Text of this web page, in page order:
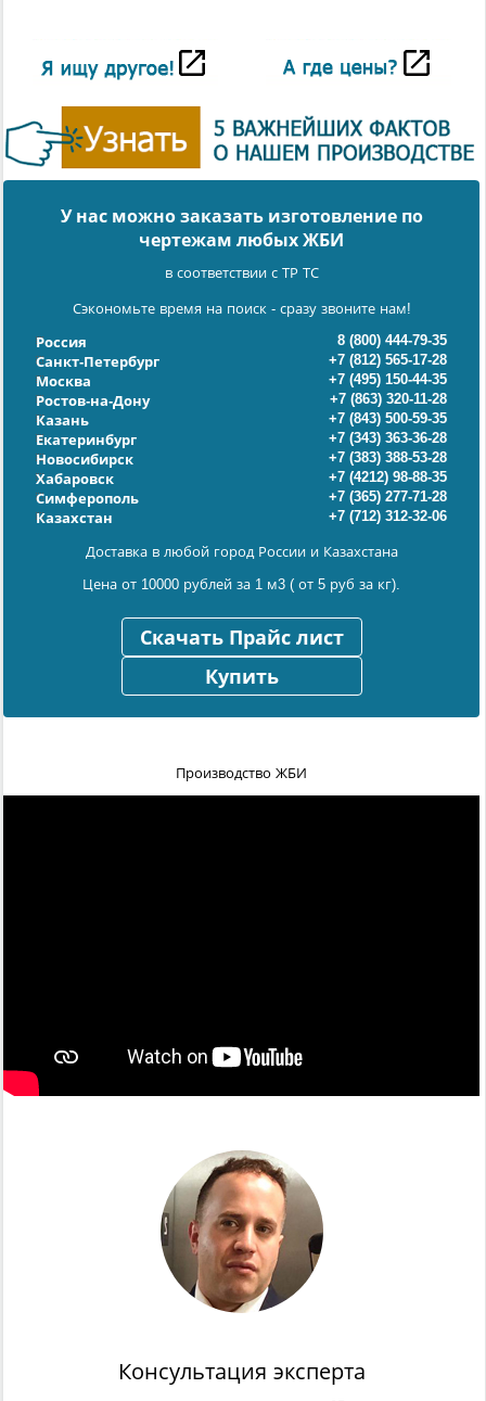
У нас можно заказать изготовление по
чертежам любых ЖБИ
в соответствии с ТР ТС
Сэкономьте время на поиск - сразу звоните нам!
Россия
8 (800) 444-79-35
Санкт-Петербург
+7 (812) 565-17-28
Москва
+7 (495) 150-44-35
Ростов-на-Дону
+7 (863) 320-11-28
Казань
+7 (843) 500-59-35
Екатеринбург
+7 (343) 363-36-28
Новосибирск
+7 (383) 388-53-28
Хабаровск
+7 (4212) 98-88-35
Симферополь
+7 (365) 277-71-28
Казахстан
+7 (712) 312-32-06
Доставка в любой город России и Казахстана
Цена от 10000 рублей за 1 м3 ( от 5 руб за кг).
Скачать Прайс лист
Купить
Производство ЖБИ
Консультация эксперта